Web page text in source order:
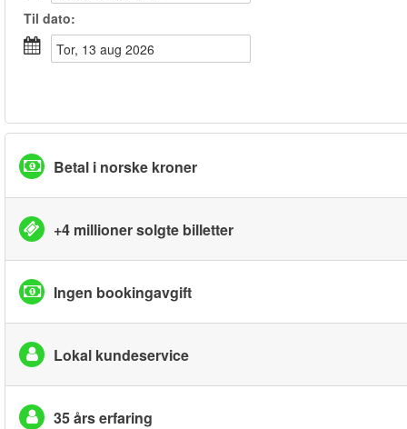
Til dato:
tor, 13 aug 2026
Betal i norske kroner
+4 millioner solgte billetter
Ingen bookingavgift
Lokal kundeservice
35 års erfaring